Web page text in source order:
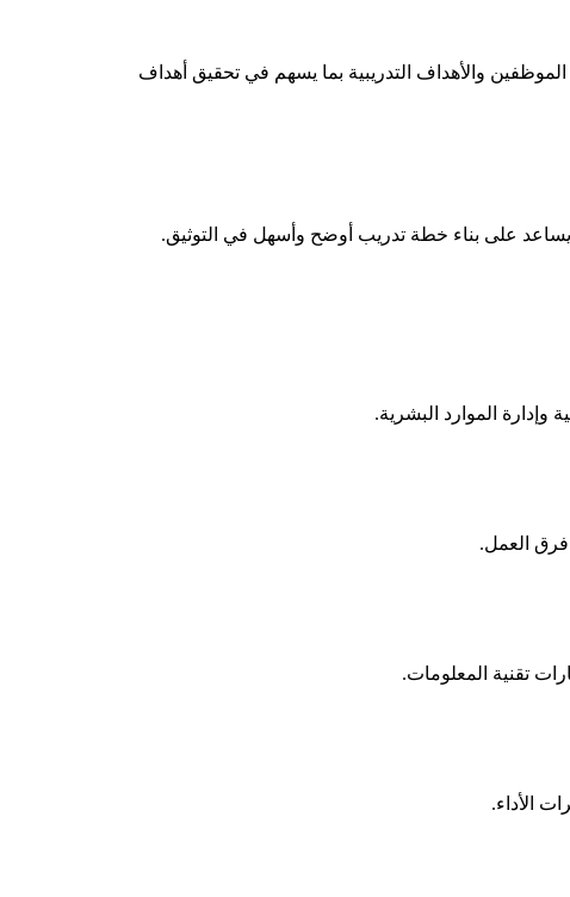
والأهداف التدريبية بما يسهم في تحقيق أهداف
على بناء خطة تدريب أوضح وأسهل في التوثيق.
وإدارة الموارد البشرية.
فرق العمل.
تقنية المعلومات.
الأداء.